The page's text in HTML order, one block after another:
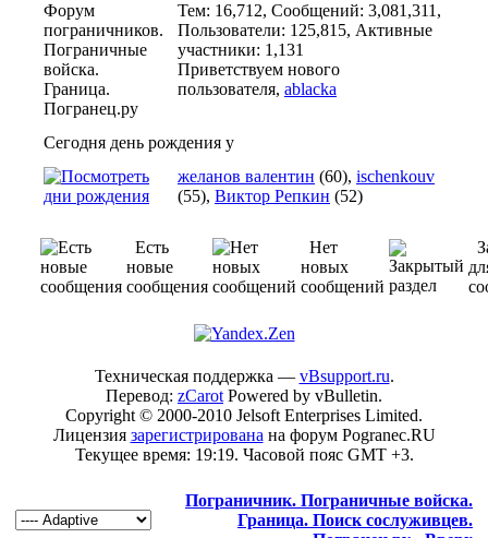
Тем: 16,712, Сообщений: 3,081,311,
Пользователи: 125,815, Активные
участники: 1,131
Приветствуем нового
пользователя, ablacka
Сегодня день рождения у
желанов валентин (60), ischenkouv
(55), Виктор Репкин (52)
Есть
новые
сообщения
Нет
новых
сообщений
Техническая поддержка — vBsupport.ru.
Перевод: zCarot Powered by vBulletin.
Copyright © 2000-2010 Jelsoft Enterprises Limited.
Лицензия зарегистрирована на форум Pogranec.RU
Текущее время: 19:19. Часовой пояс GMT +3.
Пограничник. Пограничные войска.
Граница. Поиск сослуживцев.